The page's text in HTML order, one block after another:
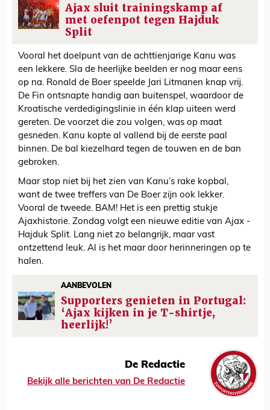
Ajax sluit trainingskamp af
met oefenpot tegen Hajduk
Split
Vooral het doelpunt van de achttienjarige Kanu was
een lekkere. Sla de heerlijke beelden er nog maar eens
op na. Ronald de Boer speelde Jari Litmanen knap vrij.
De Fin ontsnapte handig aan buitenspel, waardoor de
Kroatische verdedigingslinie in één klap uiteen werd
gereten. De voorzet die zou volgen, was op maat
gesneden. Kanu kopte al vallend bij de eerste paal
binnen. De bal kiezelhard tegen de touwen en de ban
gebroken.
Maar stop niet bij het zien van Kanu’s rake kopbal,
want de twee treffers van De Boer zijn ook lekker.
Vooral de tweede. BAM! Het is een prettig stukje
Ajaxhistorie. Zondag volgt een nieuwe editie van Ajax -
Hajduk Split. Lang niet zo belangrijk, maar vast
ontzettend leuk. Al is het maar door herinneringen op te
halen.
AANBEVOLEN
Supporters genieten in Portugal:
‘Ajax kijken in je T-shirtje,
heerlijk!’
De Redactie
Bekijk alle berichten van De Redactie